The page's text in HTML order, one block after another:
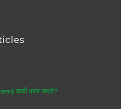
कशी कार्य करते?